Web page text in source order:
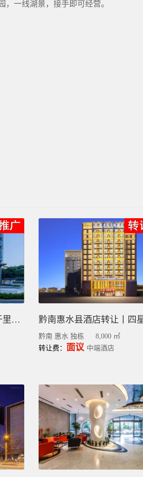
一线湖景，接手即可经营。
深圳酒店转让丨宝安中心大仟里70间房丨盈利强
黔南 惠水 独栋
8,000 ㎡
转让费： 面议 中端酒店